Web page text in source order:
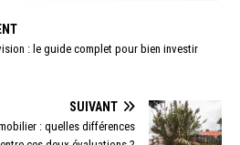
: le guide complet pour bien investir
SUIVANT
: quelles différences